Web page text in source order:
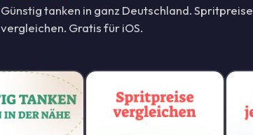
Günstig tanken in ganz Deutschland. Spritpreise
vergleichen. Gratis für iOS.